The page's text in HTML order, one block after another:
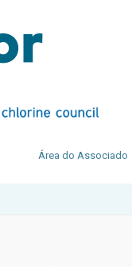
Área do Associado